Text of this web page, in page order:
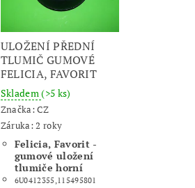
ULOŽENÍ PŘEDNÍ
TLUMIČ GUMOVÉ
FELICIA, FAVORIT
Skladem(>5 ks)
Značka:CZ
Záruka: 2 roky
Felicia, Favorit -
gumové uložení
tlumiče horní
6U0412355,115495801